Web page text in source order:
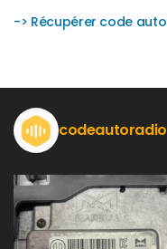
-> Récupérer code
codeautoradio